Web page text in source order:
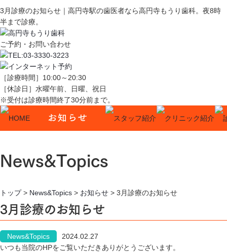
3月診療のお知らせ｜高円寺駅の歯医者なら高円寺もうり歯科。夜8時
半まで診療。
ご予約・お問い合わせ
［診療時間］10:00～20:30
［休診日］水曜午前、日曜、祝日
※受付は診療時間終了30分前まで。
News&Topics
トップ> News&Topics > お知らせ > 3月診療のお知らせ
3月診療のお知らせ
News&Topics
2024.02.27
いつも当院のHPをご覧いただきありがとうございます。